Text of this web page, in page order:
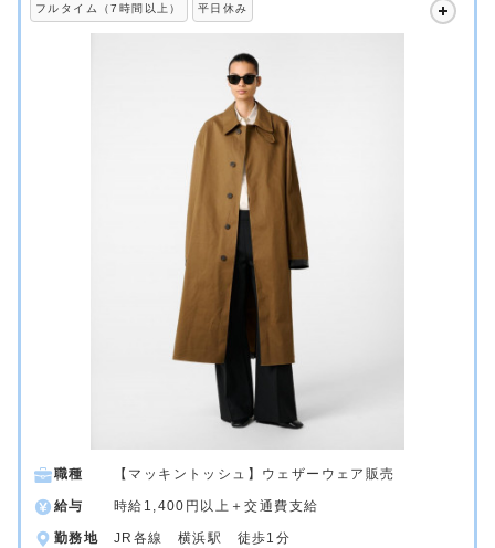
フルタイム（7時間以上） 平日休み
職種 【マッキントッシュ】ウェザーウェア販売
給与 時給1,400円以上＋交通費支給
勤務地 JR各線 横浜駅 徒歩1分